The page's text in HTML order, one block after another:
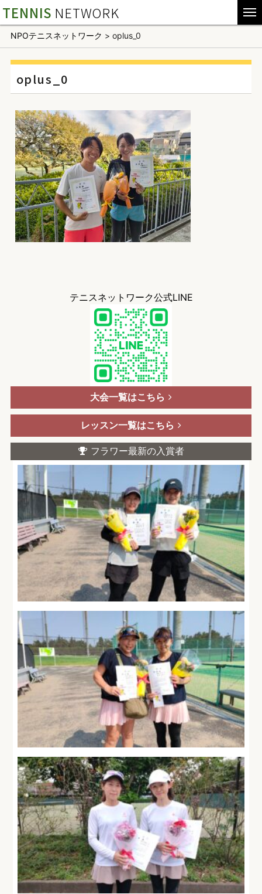
TENNIS NETWORK
NPOテニスネットワーク > oplus_0
oplus_0
テニスネットワーク公式LINE
大会一覧はこちら
レッスン一覧はこちら
フラワー最新の入賞者